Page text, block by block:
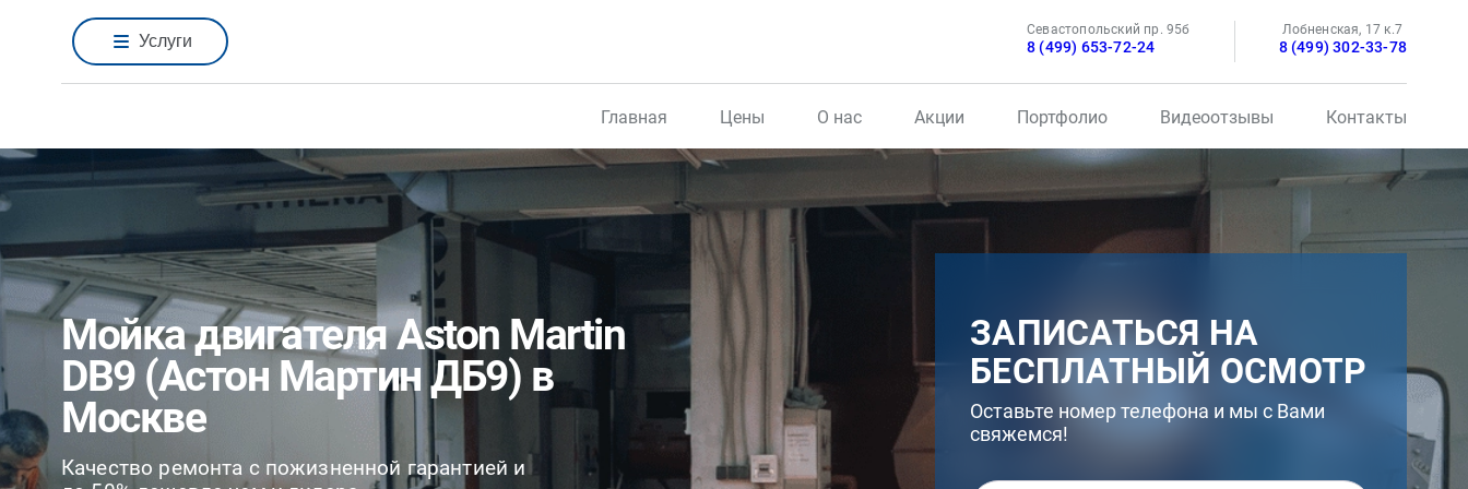
Услуги
Севастопольский пр. 95б
8 (499) 653-72-24
Лобненская, 17 к.7
8 (499) 302-33-78
Главная Цены О нас Акции Портфолио Видеоотзывы Контакты
Мойка двигателя Aston Martin
DB9 (Астон Мартин ДБ9) в
Москве
Качество ремонта с пожизненной гарантией и
ЗАПИСАТЬСЯ НА
БЕСПЛАТНЫЙ ОСМОТР
Оставьте номер телефона и мы с Вами
свяжемся!